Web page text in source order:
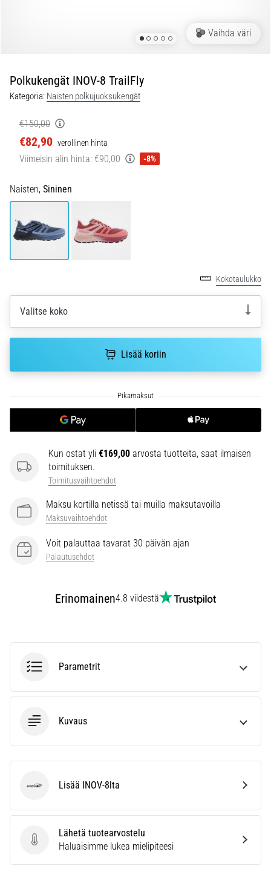
Käytännössä
sukkulajuoksu
nopeutta,
ketteryyttä
suunnanmuutoksia.
se
suoritetaan
missä
sitä…
Juoksijan
polvi:
hoito
ennaltaehkäisy
iliotibiaalisen
jänteen
oireyhtymä
on
erittäin
vaiva
juoksijoiden
kaikki
artikkelit
Vaihda väri
Polkukengät INOV-8 TrailFly
Kategoria: Naisten polkujuoksukengät
€150,00
€82,90 verollinen hinta
Viimeisin alin hinta: €90,00 -8%
Naisten, Sininen
Kokotaulukko
Valitse koko
Lisää koriin
Kun ostat yli €169,00 arvosta tuotteita, saat ilmaisen
toimituksen.
Toimitusvaihtoehdot
Maksu kortilla netissä tai muilla maksutavoilla
Maksuvaihtoehdot
Voit palauttaa tavarat 30 päivän ajan
Palautusehdot
Erinomainen4.8 viidestä
Parametrit
Kuvaus
Lähetä tuotearvostelu
Lähetä tuotearvostelu
Haluaisimme lukea mielipiteesi
INOV-8Lisää INOV-8lta